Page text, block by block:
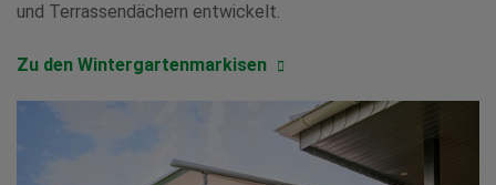
und Terrassendächern entwickelt.
Zu den Wintergartenmarkisen